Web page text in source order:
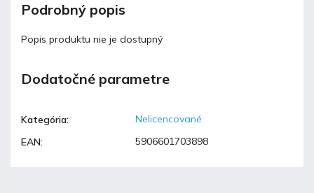
Podrobný popis
Popis produktu nie je dostupný
Dodatočné parametre
Kategória:
Nelicencované
EAN: 5906601703898